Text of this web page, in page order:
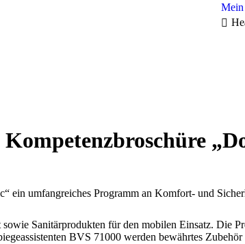
ein umfangreiches Programm an Komfort- und
Sanitärprodukten für den mobilen Einsatz. Die
BVS 71000 werden bewährtes